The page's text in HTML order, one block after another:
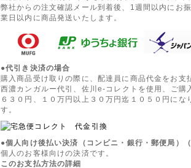
弊社からの注文確認メール到着後、1週間以内にお
業日以内に商品発送いたします。
●代引き決済の場合
購入商品受け取りの際に、配達員に商品代金をお支
西濃カンガルー代引、佐川e-コレクトを使用、ご
６３０円、１０万円以上３０万円迄１０５０円に
す。
●個人向け後払い決済（コンビニ・銀行・郵便局）（
個人のお客様向けの決済です。
このお支払方法の詳細